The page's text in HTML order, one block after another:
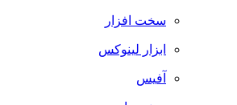
سخت افزار
ابزار لینوکس
آفیس